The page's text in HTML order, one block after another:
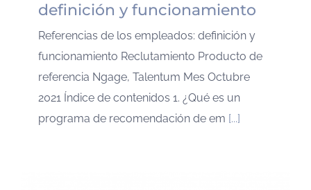
definición y funcionamiento
Referencias de los empleados: definición y
funcionamiento Reclutamiento Producto de
referencia Ngage, Talentum Mes Octubre
2021 Índice de contenidos 1. ¿Qué es un
programa de recomendación de em [...]